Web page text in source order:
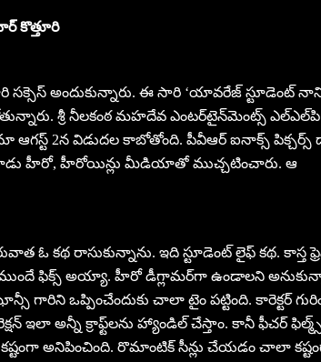
కొత్తూరి
అందుకున్నారు. ఈ సారి ‘యావరేజ్ స్టూడెంట్
శ్రీ నీలకంఠ మహదేవ ఎంటర్‌టైన్‌మెంట్స్ ఎల్‌ఎల్‌పి
ఆగస్ట్ 2న విడుదల కాబోతోంది. పీవీఆర్ ఐనాక్స్ పిక్చర్స్
నాడు హీరో, హీరోయిన్లు మీడియాతో ముచ్చటించారు. ఆ
ఓ కథ రాసుకున్నాను. ఇది స్టూడెంట్ లైఫ్ కథ. కాస్త
ఫిక్స్ అయ్యా. హీరో డీగ్లామర్‌గా ఉండాలని
ఒప్పించేందుకు చాలా టైం పట్టింది. కారెక్టర్
ఇలా అన్నీ క్రాఫ్ట్‌లను హ్యాండిల్ చేస్తాం. కానీ ఫీచర్
అనిపించింది. రొమాంటిక్ సీన్లు చేయడం చాలా